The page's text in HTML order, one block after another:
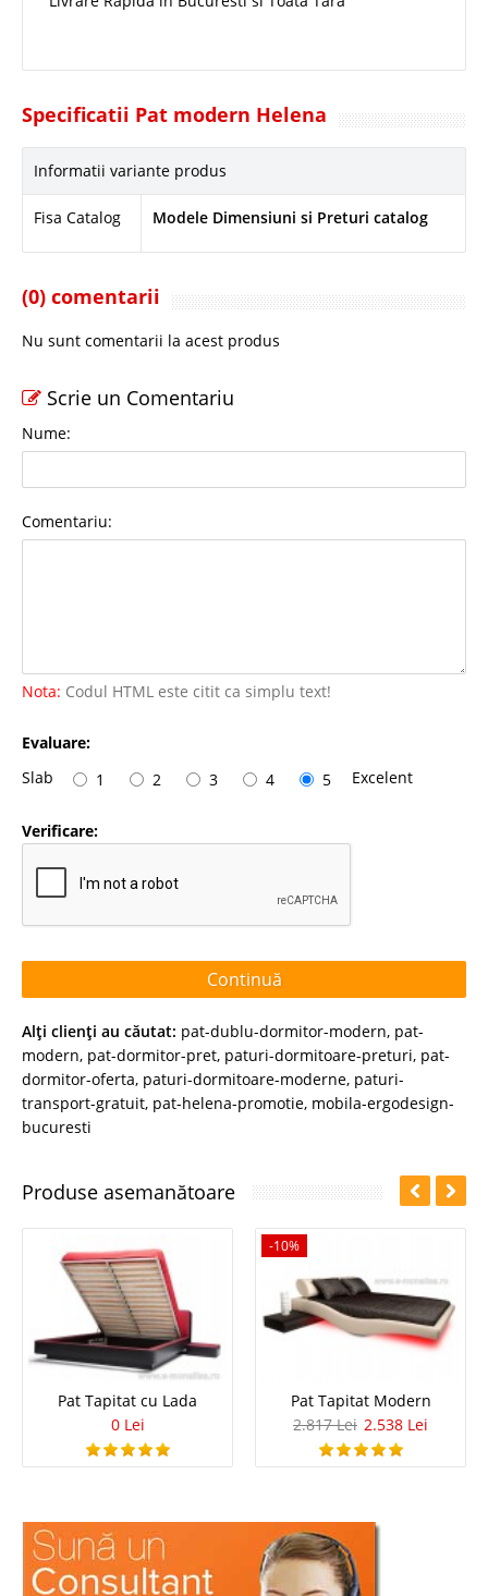
Specificatii Pat modern Helena
Informatii variante produs
Fisa Catalog Modele Dimensiuni si Preturi catalog
(0) comentarii
Nu sunt comentarii la acest produs
Scrie un Comentariu
Nume:
Comentariu:
Nota: Codul HTML este citit ca simplu text!
Evaluare:
Slab
1 2 3 4 5 Excelent
Verificare:
Continuă
Alţi clienţi au căutat: pat-dublu-dormitor-modern, pat-
modern, pat-dormitor-pret, paturi-dormitoare-preturi, pat-
dormitor-oferta, paturi-dormitoare-moderne, paturi-
transport-gratuit, pat-helena-promotie, mobila-ergodesign-
bucuresti
Produse asemanătoare
Pat Tapitat cu Lada
0 Lei
-10%
Pat Tapitat Modern
2.817 Lei 2.538 Lei